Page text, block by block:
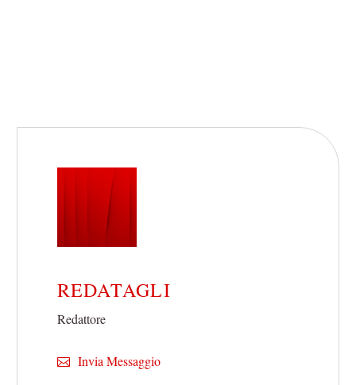
REDATAGLI
Redattore
Invia Messaggio